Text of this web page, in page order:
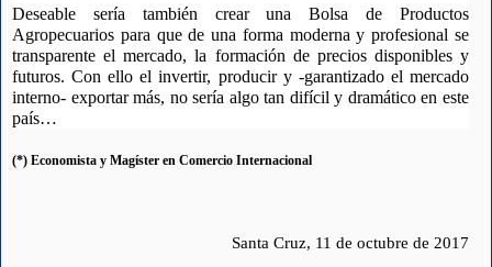
Deseable sería también crear una Bolsa de Productos
Agropecuarios para que de una forma moderna y profesional se
transparente el mercado, la formación de precios disponibles y
futuros. Con ello el invertir, producir y -garantizado el mercado
interno- exportar más, no sería algo tan difícil y dramático en este
país…
(*) Economista y Magíster en Comercio Internacional
Santa Cruz, 11 de octubre de 2017